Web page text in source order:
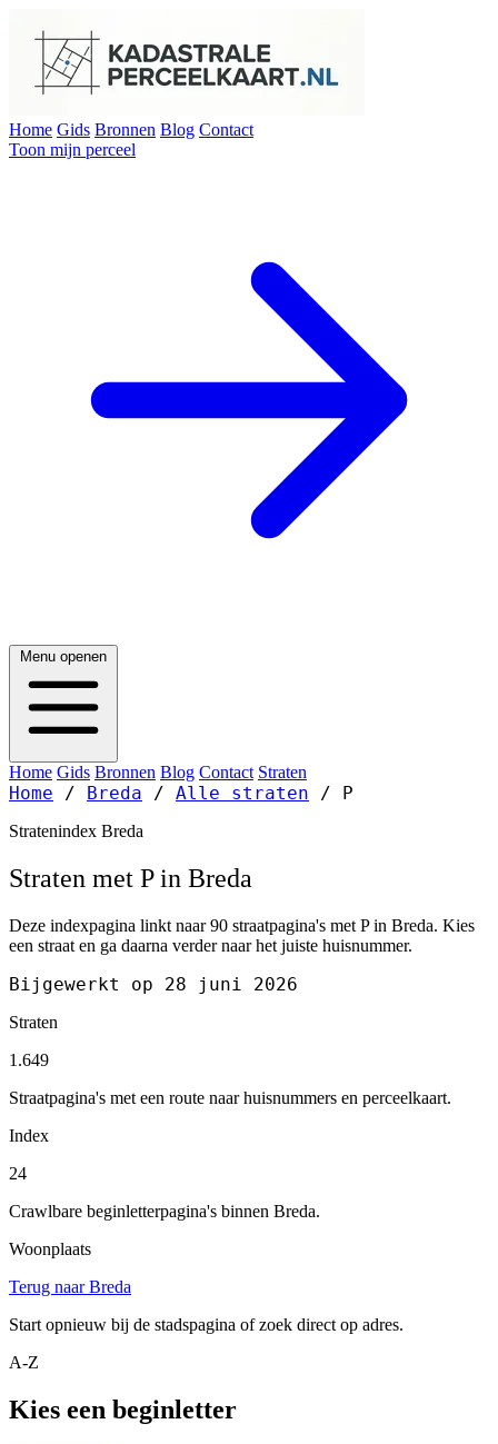
Home Gids Bronnen Blog Contact
Toon mijn perceel
Menu openen
Home Gids Bronnen Blog Contact Straten
Home / Breda / Alle straten / P
Stratenindex Breda
Straten met P in Breda
Deze indexpagina linkt naar 90 straatpagina's met P in Breda. Kies
een straat en ga daarna verder naar het juiste huisnummer.
Bijgewerkt op 28 juni 2026
Straten
1.649
Straatpagina's met een route naar huisnummers en perceelkaart.
Index
24
Crawlbare beginletterpagina's binnen Breda.
Woonplaats
Terug naar Breda
Start opnieuw bij de stadspagina of zoek direct op adres.
A-Z
Kies een beginletter